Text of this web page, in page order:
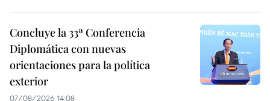
Concluye la 33ª Conferencia
Diplomática con nuevas
orientaciones para la política
exterior
07/08/2026 14:08